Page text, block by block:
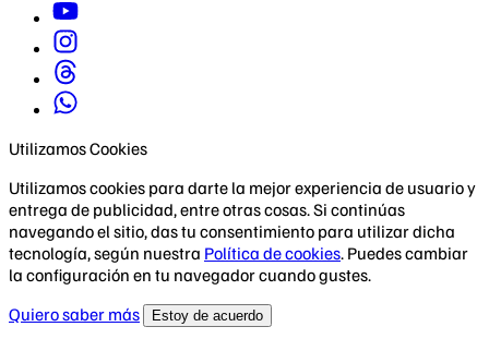
Utilizamos Cookies
Utilizamos cookies para darte la mejor experiencia de usuario y
entrega de publicidad, entre otras cosas. Si continúas
navegando el sitio, das tu consentimiento para utilizar dicha
tecnología, según nuestra Política de cookies. Puedes cambiar
la configuración en tu navegador cuando gustes.
Quiero saber más
Estoy de acuerdo